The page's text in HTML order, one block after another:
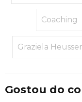
Coaching
Graziela
Gostou do